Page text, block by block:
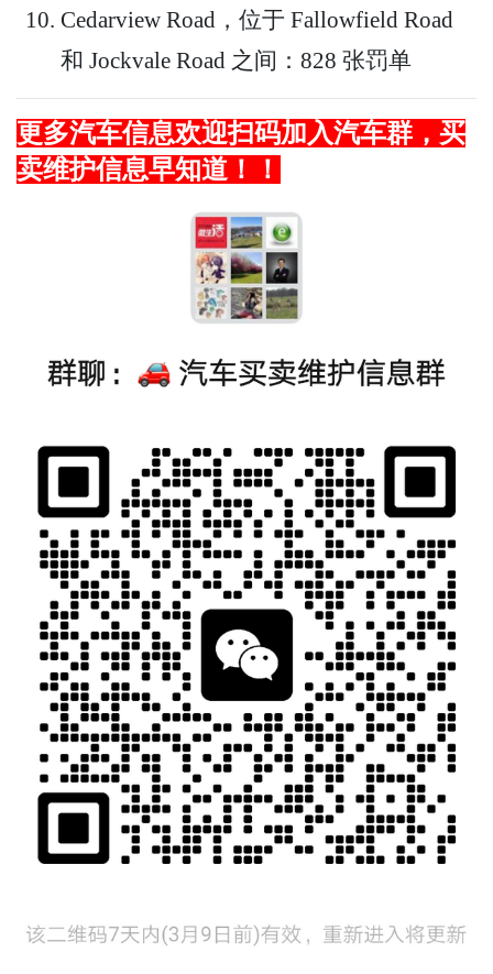
Cedarview Road，位于 Fallowfield Road
和 Jockvale Road 之间：828 张罚单
更多汽车信息欢迎扫码加入汽车群，买
卖维护信息早知道！！